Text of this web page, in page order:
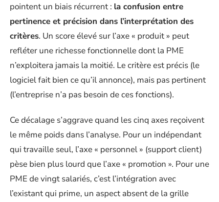
pointent un biais récurrent : la confusion entre
pertinence et précision dans l’interprétation des
critères. Un score élevé sur l’axe « produit » peut
refléter une richesse fonctionnelle dont la PME
n’exploitera jamais la moitié. Le critère est précis (le
logiciel fait bien ce qu’il annonce), mais pas pertinent
(l’entreprise n’a pas besoin de ces fonctions).
Ce décalage s’aggrave quand les cinq axes reçoivent
le même poids dans l’analyse. Pour un indépendant
qui travaille seul, l’axe « personnel » (support client)
pèse bien plus lourd que l’axe « promotion ». Pour une
PME de vingt salariés, c’est l’intégration avec
l’existant qui prime, un aspect absent de la grille